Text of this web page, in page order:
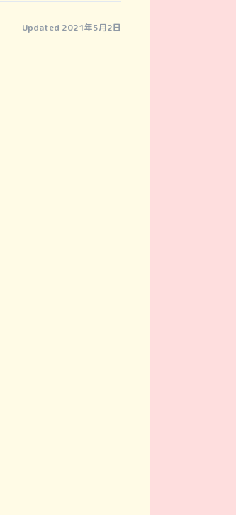
Updated 2021年5月2日